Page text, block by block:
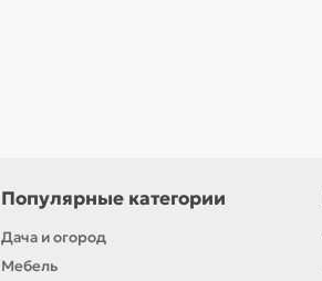
Популярные категории
Дача и огород
Мебель